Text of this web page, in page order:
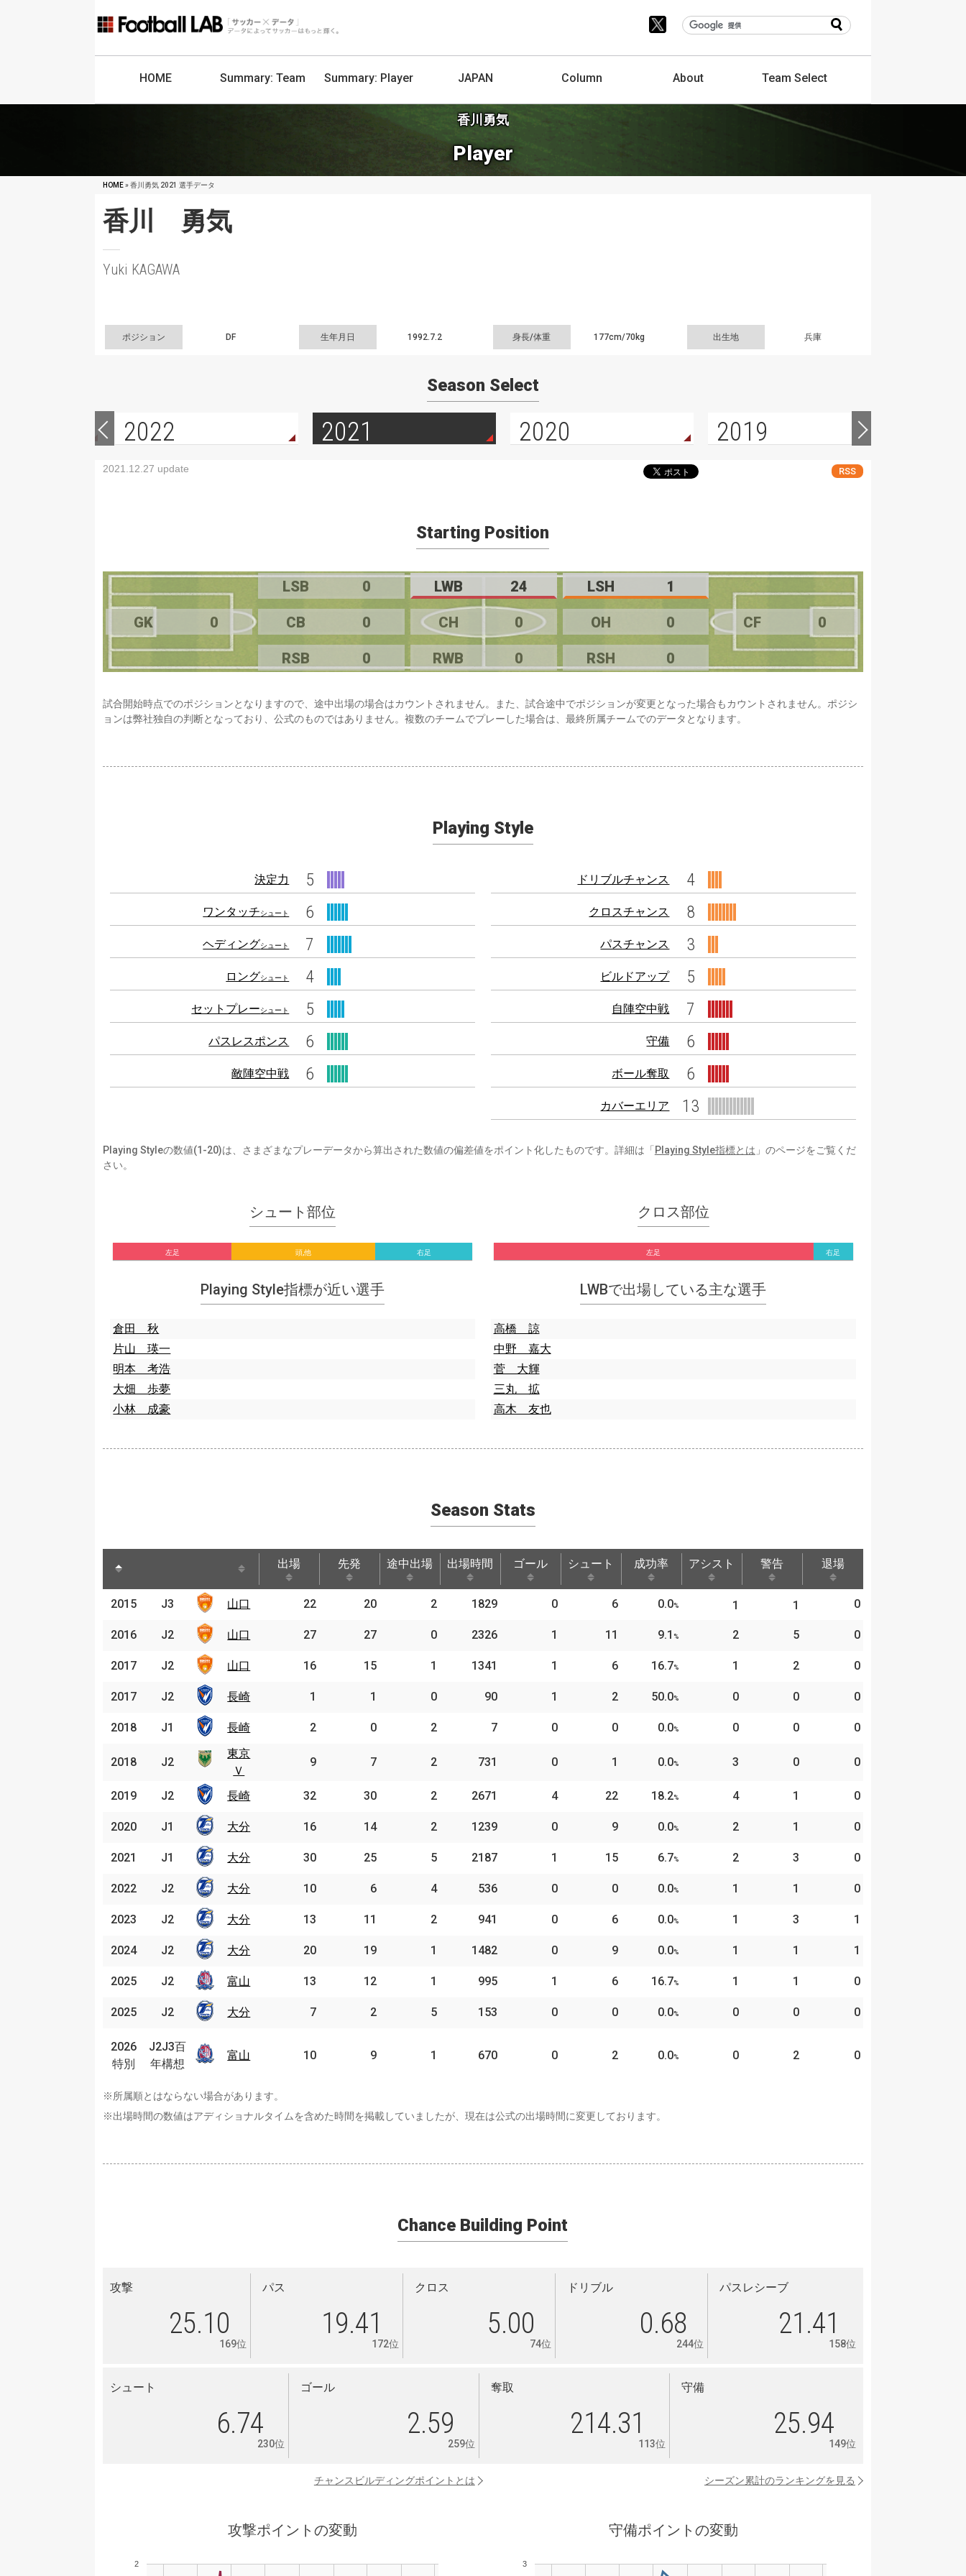
HOME Summary: Team Summary: Player JAPAN Column About TeamSelect
香川勇気
Player
HOME» 香川勇気 2021 選手データ
香川 勇気
Yuki KAGAWA
ポジション DF 生年月日 1992.7.2 身長/体重 177cm/70kg 出生地 兵庫
Season Select
2022 2021 2020 2019
2021.12.27 update RSS
Starting Position
LSB 0 LWB 24 LSH 1
GK 0 CB 0 CH 0 OH 0 CF 0
RSB 0 RWB 0 RSH 0
試合開始時点でのポジションとなりますので、途中出場の場合はカウントされません。また、試合途中でポジションが変更となった場合もカウントされません。ポジシ
ョンは弊社独自の判断となっており、公式のものではありません。複数のチームでプレーした場合は、最終所属チームでのデータとなります。
Playing Style
決定力 5
ワンタッチシュート 6
ヘディングシュート 7
ロングシュート 4
セットプレーシュート 5
パスレスポンス 6
敵陣空中戦 6
ドリブルチャンス 4
クロスチャンス 8
パスチャンス 3
ビルドアップ 5
自陣空中戦 7
守備 6
ボール奪取 6
カバーエリア 13
Playing Styleの数値(1-20)は、さまざまなプレーデータから算出された数値の偏差値をポイント化したものです。詳細は「Playing Style指標とは 」のページをご覧くだ
さい。
シュート部位
左足 頭,他 右足
クロス部位
左足 右足
Playing Style指標が近い選手
倉田 秋
片山 瑛一
明本 考浩
大畑 歩夢
小林 成豪
LWBで出場している主な選手
高橋 諒
中野 嘉大
菅 大輝
三丸 拡
高木 友也
Season Stats
出場 先発 途中出場 出場時間 ゴール シュート 成功率 アシスト 警告 退場
途中出場 出場時間 シュート 成功率
2015 山口 22 20 2 1829 0 6 0.0% 1 1 0
2016 山口 27 27 0 2326 1 11 9.1 % 2 5 0
2017 山口 16 15 1 1341 1 6 16.7% 1 2 0
2017 長崎 1 1 0 90 1 2 50.0% 0 0 0
2018 長崎 2 0 2 7 0 0 0.0% 0 0 0
2018
東京
Ｖ
9 7 2 731 0 1 0.0% 3 0 0
2019 長崎 32 30 2 2671 4 22 18.2% 4 1 0
2020 大分 16 14 2 1239 0 9 0.0% 2 1 0
2021 大分 30 25 5 2187 1 15 6.7% 2 3 0
2022 大分 10 6 4 536 0 0 0.0% 1 1 0
2023 大分 13 11 2 941 0 6 0.0% 1 3 1
2024 大分 20 19 1 1482 0 9 0.0% 1 1 1
2025 富山 13 12 1 995 1 6 16.7% 1 1 0
2025 大分 7 2 5 153 0 0 0.0% 0 0 0
2026
特別
百年
構想
富山 10 9 1 670 0 2 0.0% 0 2 0
2015 J3 山口
2016 J2 山口
2017 J2 山口
2017 J2 長崎
2018 J1 長崎
2018 J2
東京
Ｖ
2019
J2 長崎
2020 J1 大分
2021 J1 大分
2022 J2 大分
2023 J2 大分
2024 J2 大分
2025 J2 富山
2025 J2 大分
2026
特別
J2J3百
年構想
富山
※所属順とはならない場合があります。
※出場時間の数値はアディショナルタイムを含めた時間を掲載していましたが、現在は公式の出場時間に変更しております。
Chance Building Point
攻撃
25.10
169位
パス
19.41
172位
クロス
5.00
74位
ドリブル
0.68
244位
パスレシーブ
21.41
158位
シュート
6.74
230位
ゴール
2.59
259位
奪取
214.31
113位
守備
25.94
149位
チャンスビルディングポイントとは シーズン累計のランキングを見る
攻撃ポイントの変動
2
守備ポイントの変動
3